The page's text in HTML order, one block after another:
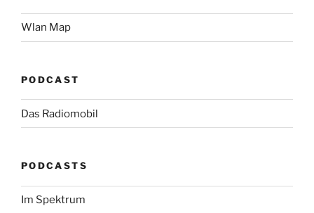
Wlan Map
PODCAST
Das Radiomobil
PODCASTS
Im Spektrum